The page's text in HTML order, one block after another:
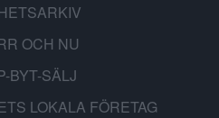
OCH NU
BYT-SÄLJ
LOKALA FÖRETAG